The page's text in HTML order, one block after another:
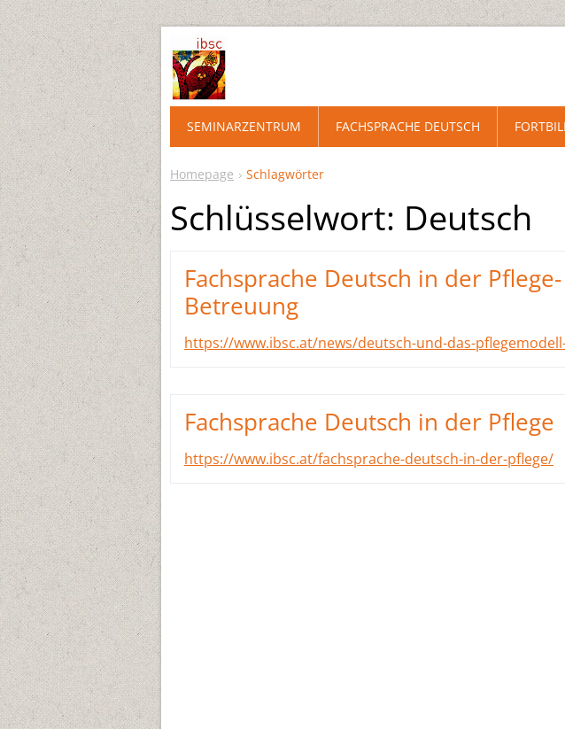
Homepage Schlagwörter
Schlüsselwort: Deutsch
Fachsprache Deutsch in der
Betreuung
https://www.ibsc.at/news/deutsch-und-das-
Fachsprache Deutsch in der Pflege
https://www.ibsc.at/fachsprache-deutsch-in-der-pflege/
SEMINARZENTRUM FACHSPRACHE DEUTSCH